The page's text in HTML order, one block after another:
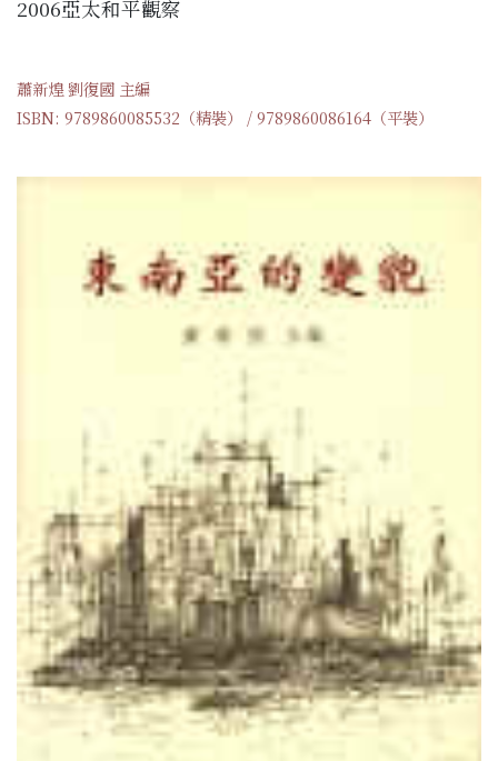
2006亞太和平觀察
蕭新煌 劉復國 主編
ISBN: 9789860085532（精裝） / 9789860086164（平裝）